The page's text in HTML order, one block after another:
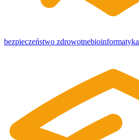
bezpieczeństwo zdrowotnebioinformatyka